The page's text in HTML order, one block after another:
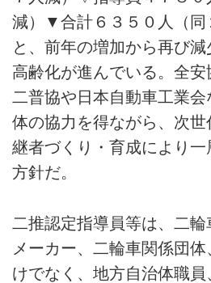
減）▼合計６３５０人（
と、前年の増加から再び減
高齢化が進んでいる。全
二普協や日本自動車工業会
体の協力を得ながら、次
継者づくり・育成により一
方針だ。
二推認定指導員等は、二
メーカー、二輪車関係団
けでなく、地方自治体職